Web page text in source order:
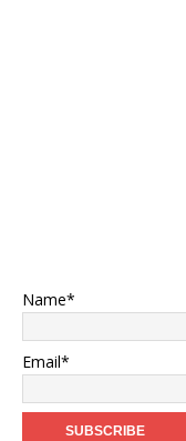
Name*
Email*